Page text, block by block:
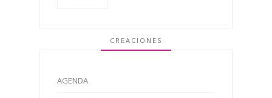
CREACIONES
AGENDA